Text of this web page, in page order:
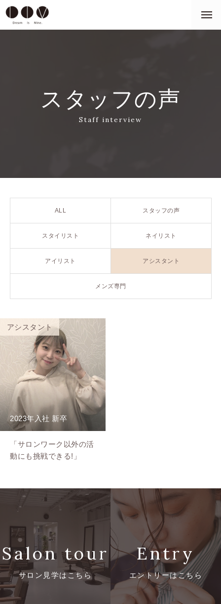
Home
Company
Charm DIMが選ばれる理由
Recruit 採用情報
スタッフの声
Staff interview
ALL スタッフの声
スタイリスト ネイリスト
アイリスト アシスタント
メンズ専門
アシスタント
2023年入社 新卒
「サロンワーク以外の活
動にも挑戦できる!」
Salon tour
サロン見学はこちら
Entry
エントリーはこちら